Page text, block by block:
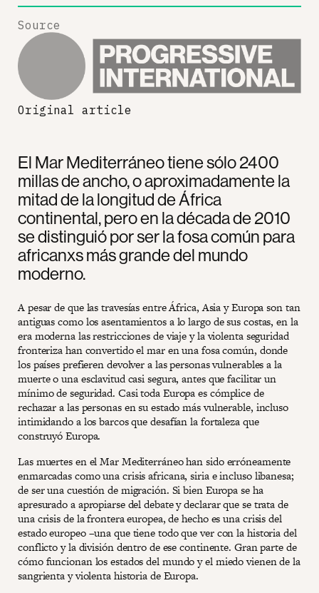
El Mar Mediterráneo tiene sólo 2400
millas de ancho, o aproximadamente la
mitad de la longitud de África
continental, pero en la década de 2010
se distinguió por ser la fosa común para
africanxs más grande del mundo
moderno.
A pesar de que las travesías entre África, Asia y Europa son tan
antiguas como los asentamientos a lo largo de sus costas, en la
era moderna las restricciones de viaje y la violenta seguridad
fronteriza han convertido el mar en una fosa común, donde
los países prefieren devolver a las personas vulnerables a la
muerte o una esclavitud casi segura, antes que facilitar un
mínimo de seguridad. Casi toda Europa es cómplice de
rechazar a las personas en su estado más vulnerable, incluso
intimidando a los barcos que desafían la fortaleza que
construyó Europa.
Las muertes en el Mar Mediterráneo han sido erróneamente
enmarcadas como una crisis africana, siria e incluso libanesa;
de ser una cuestión de migración. Si bien Europa se ha
apresurado a apropiarse del debate y declarar que se trata de
una crisis de la frontera europea, de hecho es una crisis del
estado europeo –una que tiene todo que ver con la historia del
conflicto y la división dentro de ese continente. Gran parte de
cómo funcionan los estados del mundo y el miedo vienen de la
sangrienta y violenta historia de Europa.
Source
Original article